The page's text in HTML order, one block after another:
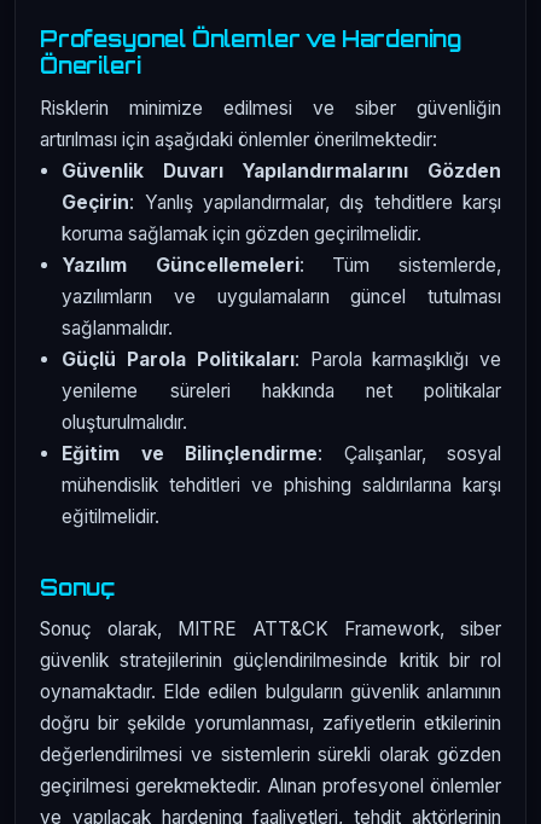
Profesyonel Önlemler ve Hardening
Önerileri
Risklerin minimize edilmesi ve siber güvenliğin
artırılması için aşağıdaki önlemler önerilmektedir:
Güvenlik Duvarı Yapılandırmalarını Gözden
Geçirin: Yanlış yapılandırmalar, dış tehditlere karşı
koruma sağlamak için gözden geçirilmelidir.
Yazılım Güncellemeleri: Tüm sistemlerde,
yazılımların ve uygulamaların güncel tutulması
sağlanmalıdır.
Güçlü Parola Politikaları: Parola karmaşıklığı ve
yenileme süreleri hakkında net politikalar
oluşturulmalıdır.
Eğitim ve Bilinçlendirme: Çalışanlar, sosyal
mühendislik tehditleri ve phishing saldırılarına karşı
eğitilmelidir.
Sonuç
Sonuç olarak, MITRE ATT&CK Framework, siber
güvenlik stratejilerinin güçlendirilmesinde kritik bir rol
oynamaktadır. Elde edilen bulguların güvenlik anlamının
doğru bir şekilde yorumlanması, zafiyetlerin etkilerinin
değerlendirilmesi ve sistemlerin sürekli olarak gözden
geçirilmesi gerekmektedir. Alınan profesyonel önlemler
ve yapılacak hardening faaliyetleri, tehdit aktörlerinin